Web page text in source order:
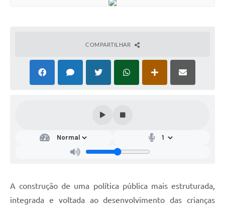
COMPARTILHAR
A construção de uma política pública mais estruturada,
integrada e voltada ao desenvolvimento das crianças